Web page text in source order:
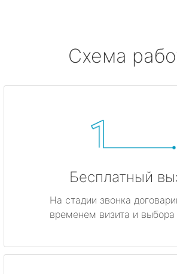
Схема
Бесплатный
На стадии звонка
временем визита и